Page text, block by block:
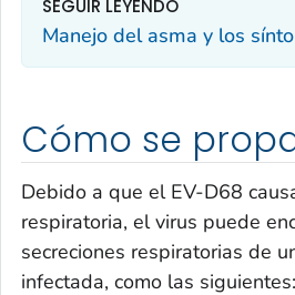
SEGUIR LEYENDO
Manejo del asma y los
Cómo se
Debido a que el EV-D68
respiratoria, el virus puede
secreciones respiratorias de
infectada, como las siguientes: